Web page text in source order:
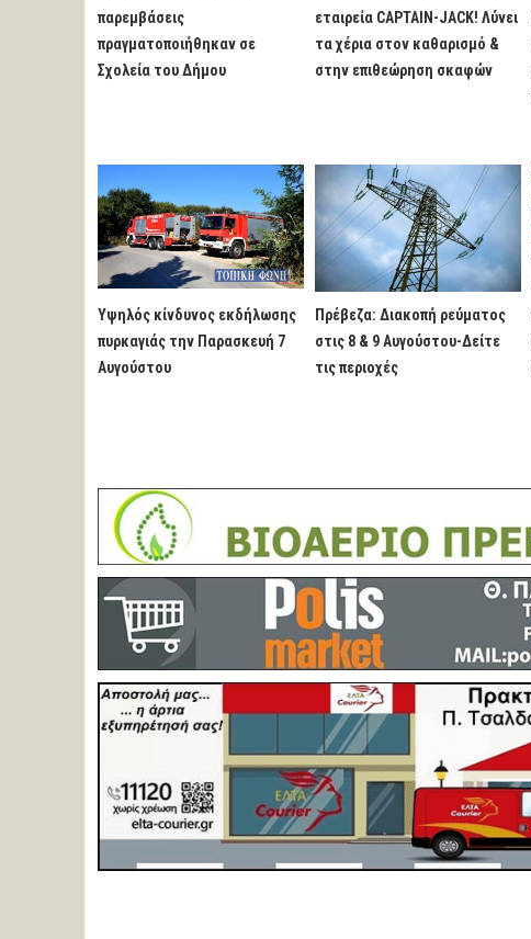
παρεμβάσεις
πραγματοποιήθηκαν σε
Σχολεία του Δήμου
εταιρεία CAPTAIN-JACK! Λύνει
τα χέρια στον καθαρισμό &
στην επιθεώρηση σκαφών
Υψηλός κίνδυνος εκδήλωσης
πυρκαγιάς την Παρασκευή 7
Αυγούστου
Πρέβεζα: Διακοπή ρεύματος
στις 8 & 9 Αυγούστου-Δείτε
τις περιοχές